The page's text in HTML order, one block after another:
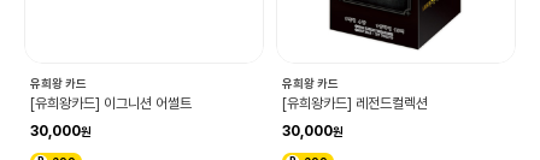
유희왕 카드
[유희왕카드] 이그니션 어썰트
30,000
유희왕 카드
[유희왕카드] 레전드컬렉션
30,000